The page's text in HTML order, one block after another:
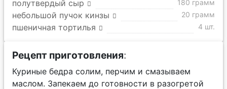
полутвердый сыр 180 грамм
небольшой пучок кинзы 20 грамм
пшеничная тортилья 4 шт.
Рецепт приготовления:
Куриные бедра солим, перчим и смазываем
маслом. Запекаем до готовности в разогретой